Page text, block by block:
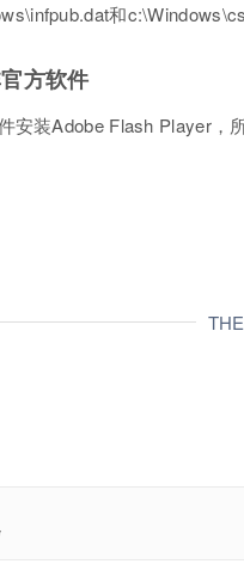
和
方软件
安装Adobe Flash Player，